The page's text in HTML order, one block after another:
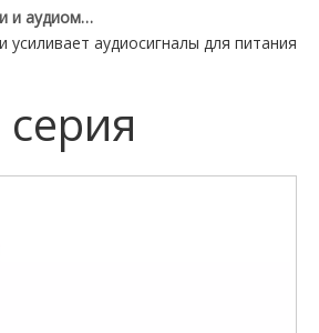
Усилитель мощности и аудиомикшер: в чем разница?
усиливает аудиосигналы для питания